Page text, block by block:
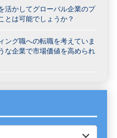
活かしてグローバル企業のプ
とは可能でしょうか？
ング職への転職を考えていま
な企業で市場価値を高められ